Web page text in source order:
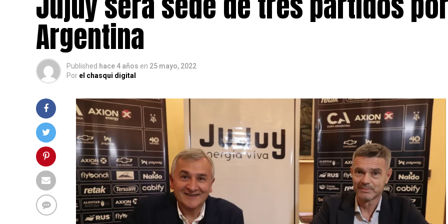
Argentina
Published hace 4 años en 25 mayo, 2022
Por el chasqui digital